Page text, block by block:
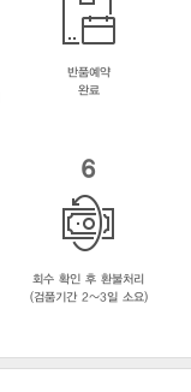
반품예약
완료
6
회수 확인 후 환불처리
(검품기간 2~3일 소요)